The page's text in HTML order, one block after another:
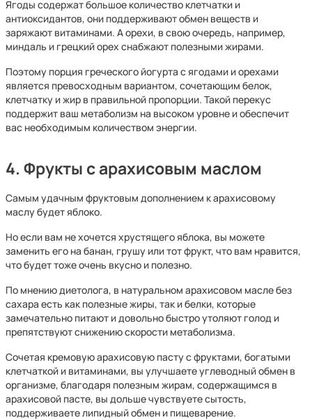
Ягоды содержат большое количество клетчатки и
антиоксидантов, они поддерживают обмен веществ и
заряжают витаминами. А орехи, в свою очередь, например,
миндаль и грецкий орех снабжают полезными жирами.
Поэтому порция греческого йогурта с ягодами и орехами
является превосходным вариантом, сочетающим белок,
клетчатку и жир в правильной пропорции. Такой перекус
поддержит ваш метаболизм на высоком уровне и обеспечит
вас необходимым количеством энергии.
4. Фрукты с арахисовым маслом
Самым удачным фруктовым дополнением к арахисовому
маслу будет яблоко.
Но если вам не хочется хрустящего яблока, вы можете
заменить его на банан, грушу или тот фрукт, что вам нравится,
что будет тоже очень вкусно и полезно.
По мнению диетолога, в натуральном арахисовом масле без
сахара есть как полезные жиры, так и белки, которые
замечательно питают и довольно быстро утоляют голод и
препятствуют снижению скорости метаболизма.
Сочетая кремовую арахисовую пасту с фруктами, богатыми
клетчаткой и витаминами, вы улучшаете углеводный обмен в
организме, благодаря полезным жирам, содержащимся в
арахисовой пасте, вы дольше чувствуете сытость,
поддерживаете липидный обмен и пищеварение.